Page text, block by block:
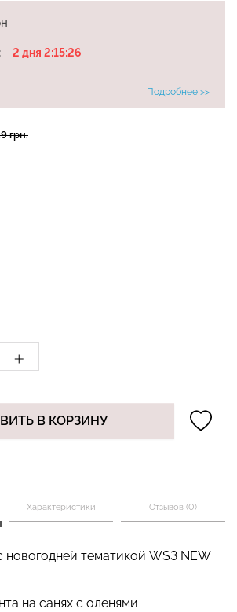
2 дня 2:15:26
Подробнее >>
грн.
В КОРЗИНУ
Характеристики Отзывов (0)
тематикой WS3 NEW
на санях с оленями
Giulia
BRASILIAN SHAPEWEAR
369 грн.
CAMI TOP RIB white
(белый) Giulia